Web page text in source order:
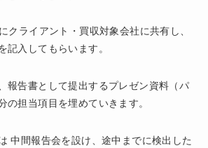
クライアント・買収対象会社に共有し、
記入してもらいます。
報告書として提出するプレゼン資料（パ
の担当項目を埋めていきます。
中間報告会を設け、途中までに検出した